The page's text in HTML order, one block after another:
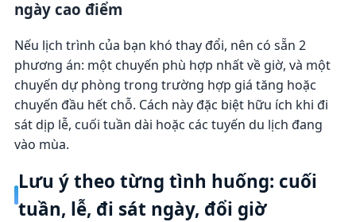
ngày cao điểm
Nếu lịch trình của bạn khó thay đổi, nên có sẵn 2
phương án: một chuyến phù hợp nhất về giờ, và một
chuyến dự phòng trong trường hợp giá tăng hoặc
chuyến đầu hết chỗ. Cách này đặc biệt hữu ích khi đi
sát dịp lễ, cuối tuần dài hoặc các tuyến du lịch đang
vào mùa.
Lưu ý theo từng tình huống: cuối
tuần, lễ, đi sát ngày, đổi giờ